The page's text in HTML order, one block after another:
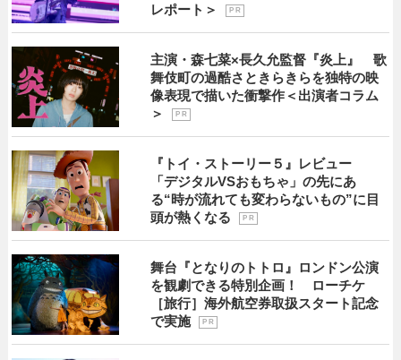
レポート＞
P R
主演・森七菜×長久允監督『炎上』 歌
舞伎町の過酷さときらきらを独特の映
像表現で描いた衝撃作＜出演者コラム
＞
P R
『トイ・ストーリー５』レビュー
「デジタルVSおもちゃ」の先にあ
る“時が流れても変わらないもの”に目
頭が熱くなる
P R
舞台『となりのトトロ』ロンドン公演
を観劇できる特別企画！ ローチケ
［旅行］海外航空券取扱スタート記念
で実施
P R